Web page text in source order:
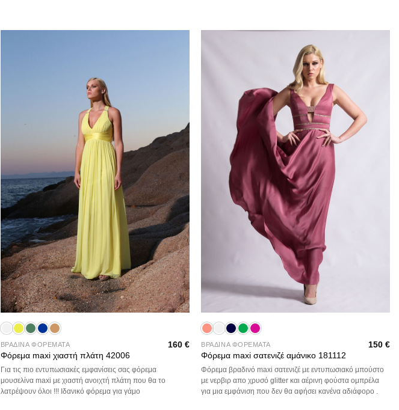
+
ΒΡΑΔΙΝΑ ΦΟΡΕΜΑΤΑ
Φόρεμα maxi χιαστή πλάτη 42006
160 €
Για τις πιο εντυπωσιακές εμφανίσεις σας φόρεμα
μουσελίνα maxi με χιαστή ανοιχτή πλάτη που θα το
λατρέψουν όλοι !!! Ιδανικό φόρεμα για γάμο
ΒΡΑΔΙΝΑ ΦΟΡΕΜΑΤΑ
Φόρεμα maxi σατενιζέ αμάνικο 181112
150€
Φόρεμα βραδινό maxi σατενιζέ με εντυπωσιακό μπούστο
με νερβιρ απο χρυσό glitter και αέρινη φούστα ομπρέλα
για μια εμφάνιση που δεν θα αφήσει κανένα αδιάφορο .